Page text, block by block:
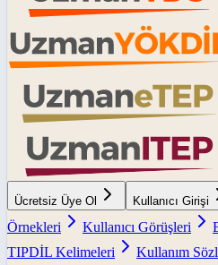
Ücretsiz Üye Ol Kullanıcı Girişi
Örnekleri
Kullanıcı Görüşleri
TIPDİL Kelimeleri
Kullanım